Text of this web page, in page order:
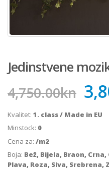
Jedinstvene
4,750.00kn
Kvalitet: 1. class / Made in EU
Minstock: 0
Cena za: /m2
Boja: Bež, Bijela, Braon,
Plava, Roza, Siva,